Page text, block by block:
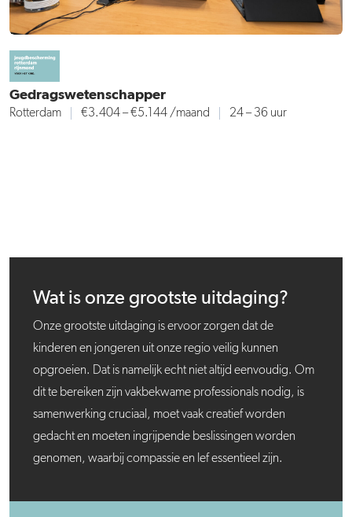
Gedragswetenschapper
Rotterdam €3.404 – €5.144 /maand 24 – 36 uur
Wat is onze grootste uitdaging?
Onze grootste uitdaging is ervoor zorgen dat de
kinderen en jongeren uit onze regio veilig kunnen
opgroeien. Dat is namelijk echt niet altijd eenvoudig. Om
dit te bereiken zijn vakbekwame professionals nodig, is
samenwerking cruciaal, moet vaak creatief worden
gedacht en moeten ingrijpende beslissingen worden
genomen, waarbij compassie en lef essentieel zijn.